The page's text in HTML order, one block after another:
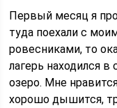
Первый месяц я
туда поехали с
ровесниками, то
лагерь находился
озеро. Мне
хорошо дышится,